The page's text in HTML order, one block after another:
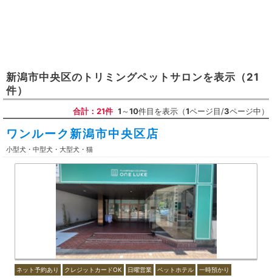
新潟市中央区の トリミングペットサロンを表示 （21
件）
合計：21件 1～10件目を表示（1ページ目/3ページ中）
ワンルーク新潟市中央区店
小型犬・中型犬・大型犬・猫
ネット予約あり クレジットカードOK 日曜営業 ペットホテル 一時預かり